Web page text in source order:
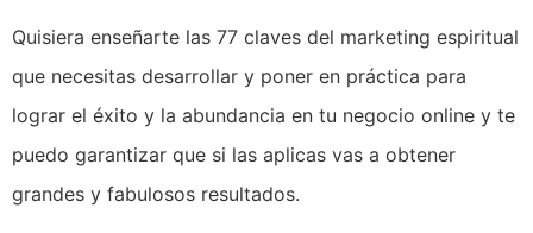
Quisiera enseñarte las 77 claves del marketing espiritual
que necesitas desarrollar y poner en práctica para
lograr el éxito y la abundancia en tu negocio online y te
puedo garantizar que si las aplicas vas a obtener
grandes y fabulosos resultados.